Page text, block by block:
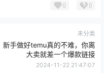
0 0
未分类
新手做好temu真的不难，你离
大卖就差一个爆款链接
2024-11-22 21:47:07